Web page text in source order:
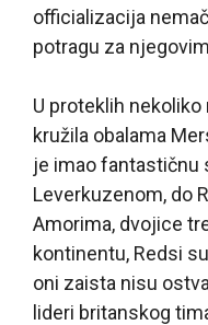
officializacija
potragu za
U proteklih
kružila obalama
je imao fantastičnu
Leverkuzenom, do
Amorima, dvojice
kontinentu, Redsi
oni zaista nisu
lideri britanskog